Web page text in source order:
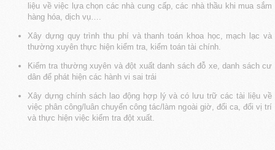
liệu về việc lựa chọn các nhà cung cấp, các nhà thầu khi mua sắm
hàng hóa, dịch vụ….
Xây dựng quy trình thu phí và thanh toán khoa học, mạch lạc và
thường xuyên thực hiện kiểm tra, kiểm toán tài chính.
Kiểm tra thường xuyên và đột xuất danh sách đỗ xe, danh sách cư
dân để phát hiện các hành vi sai trái
Xây dựng chính sách lao động hợp lý và có lưu trữ các tài liệu về
việc phân công/luân chuyển công tác/làm ngoài giờ, đổi ca, đổi vị trí
và thực hiện việc kiểm tra đột xuất.